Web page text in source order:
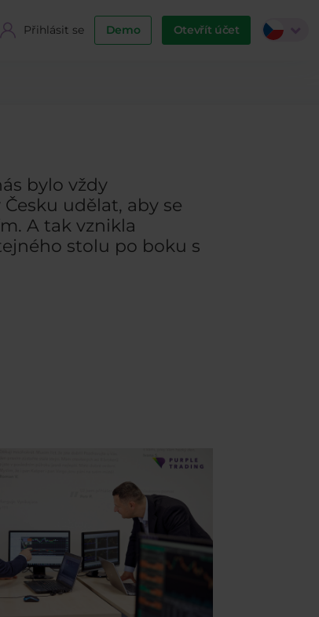
Přihlásit se Demo Otevřít účet
bylo vždy
udělat, aby se
A tak vznikla
stolu po boku s